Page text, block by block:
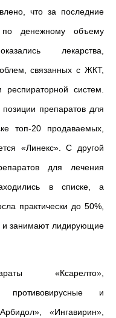
что за последние
денежному объему
лекарства,
связанных с ЖКТ,
систем.
препаратов для
топ-20 продаваемых,
«Линекс». С другой
для лечения
в списке, а
практически до 50%,
и занимают лидирующие
«Ксарелто»,
противовирусные и
«Ингавирин»,